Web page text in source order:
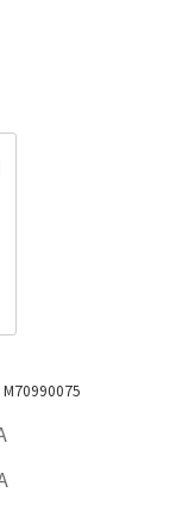
MM 2,5X75 – ABC M70990075